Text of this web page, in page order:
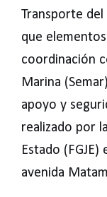
Transporte
que
coordinación
Marina
apoyo y
realizado por
Estado
avenida